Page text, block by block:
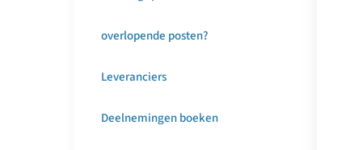
overlopende posten?
Leveranciers
Deelnemingen boeken